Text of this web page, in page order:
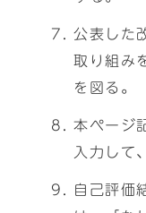
公表した
取り組み
を図る。
本ページ
入力して
自己評価